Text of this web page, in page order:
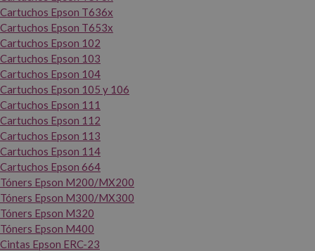
Cartuchos Epson T636x
Cartuchos Epson T653x
Cartuchos Epson 102
Cartuchos Epson 103
Cartuchos Epson 104
Cartuchos Epson 105 y 106
Cartuchos Epson 111
Cartuchos Epson 112
Cartuchos Epson 113
Cartuchos Epson 114
Cartuchos Epson 664
Tóners Epson M200/MX200
Tóners Epson M300/MX300
Tóners Epson M320
Tóners Epson M400
Cintas Epson ERC-23